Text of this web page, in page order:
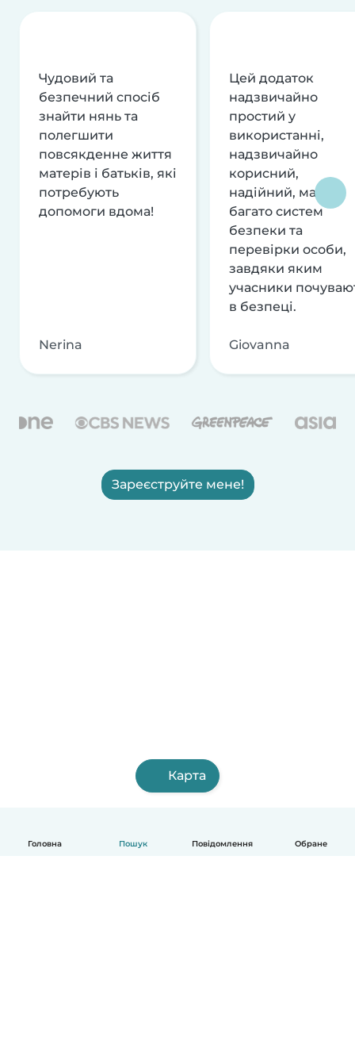
Головна Пошук Повідомлення Обране
Чудовий та
безпечний спосіб
знайти нянь та
полегшити
повсякденне життя
матерів і батьків, які
потребують
допомоги вдома!
Nerina
Цей додаток
надзвичайно
простий у
використанні,
надзвичайно
корисний,
надійний, має
багато систем
безпеки та
перевірки особи,
завдяки яким
учасники
в безпеці.
Giovanna
Зареєструйте мене!
Карта